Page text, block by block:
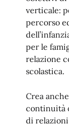
verticale:
percorso
per le
relazione
scolastica.
Crea
continuità
di